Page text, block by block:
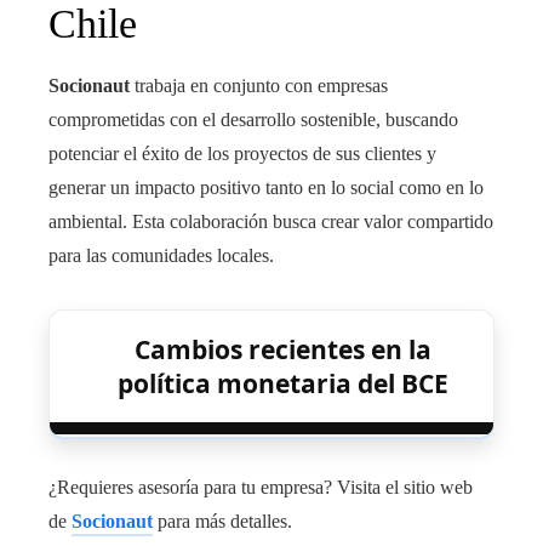
Chile
Socionaut trabaja en conjunto con empresas
comprometidas con el desarrollo sostenible, buscando
potenciar el éxito de los proyectos de sus clientes y
generar un impacto positivo tanto en lo social como en lo
ambiental. Esta colaboración busca crear valor compartido
para las comunidades locales.
Cambios recientes en la
política monetaria del BCE
¿Requieres asesoría para tu empresa? Visita el sitio web
de Socionaut para más detalles.